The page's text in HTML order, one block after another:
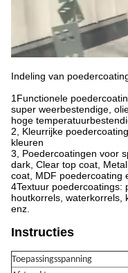
Indeling van
1Functionele
super weerbestendige,
hoge
2, Kleurrijke
kleuren
3, Poedercoatingen voor
dark, Clear top coat,
coat, MDF poedercoating
4Textuur poedercoatings:
houtkorrels, waterkorrels,
enz.
Instructies
Toepassingsspanning